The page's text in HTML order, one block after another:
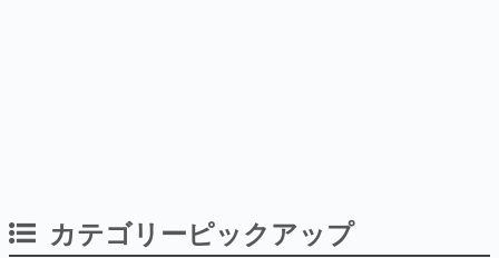
カテゴリーピックアップ